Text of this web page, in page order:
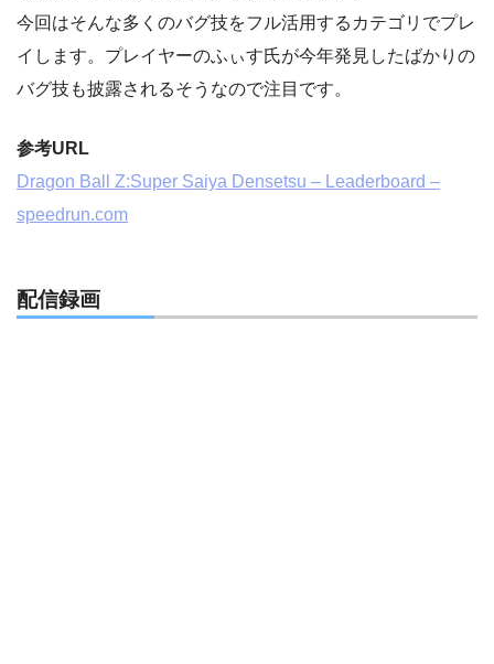
今回はそんな多くのバグ技をフル活用するカテゴリでプレ
イします。プレイヤーのふぃす氏が今年発見したばかりの
バグ技も披露されるそうなので注目です。
参考URL
Dragon Ball Z:Super Saiya Densetsu – Leaderboard –
speedrun.com
配信録画